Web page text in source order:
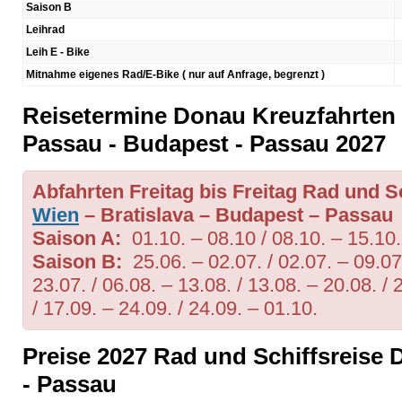
Saison B
Leihrad
Leih E - Bike
Mitnahme eigenes Rad/E-Bike ( nur auf Anfrage, begrenzt )
Reisetermine Donau
Passau - Budapest - Passau 2027
Abfahrten Freitag bis Freitag Rad und
Wien – Bratislava – Budapest – Passau
Saison A: 01.10. – 08.10 / 08.10. – 15.10.
Saison B: 25.06. – 02.07. / 02.07. –
23.07. / 06.08. – 13.08. / 13.08. – 20.08. /
/ 17.09. – 24.09. / 24.09. – 01.10.
Preise 2027 Rad und Schiffsreise
- Passau